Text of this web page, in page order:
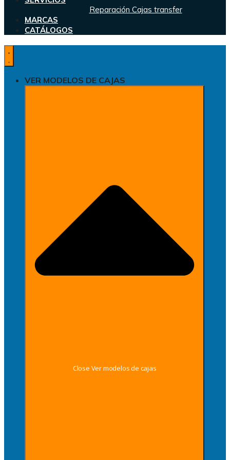
Reparación Cajas transfer
MARCAS
CATÁLOGOS
VER MODELOS DE CAJAS
Close Ver modelos de cajas